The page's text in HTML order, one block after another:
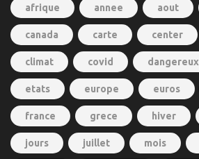
afrique annee aout
canada carte center
climat covid dangereux
etats europe euros
france grece hiver
jours juillet mois